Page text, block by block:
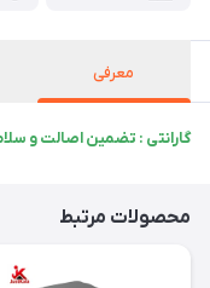
معرفی
گارانتی : تضمین اصالت و
محصولات مرتبط